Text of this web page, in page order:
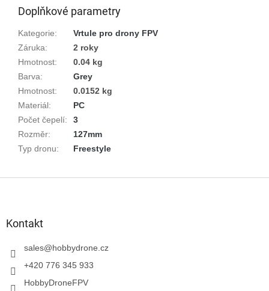
Doplňkové parametry
Kategorie:
Vrtule pro drony FPV
Záruka:
2 roky
Hmotnost:
0.04 kg
Barva:
Grey
Hmotnost:
0.0152 kg
Materiál:
PC
Počet čepelí:
3
Rozměr:
127mm
Typ dronu: Freestyle
Kontakt
sales@hobbydrone.cz
+420 776 345 933
HobbyDroneFPV